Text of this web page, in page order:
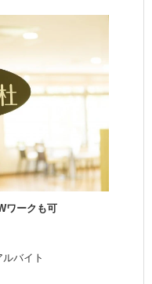
ワークも可
バイト